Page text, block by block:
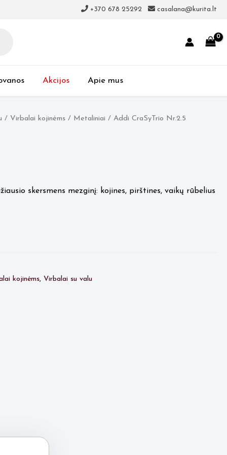
+370 678 25292 casalana@kurita.lt
Akcijos Apie mus
/ Virbalai kojinėms/ Metaliniai / Addi CraSyTrio Nr.2.5
skersmens mezginį: kojines, pirštines, vaikų rūbelius
kojinėms, Virbalai su valu